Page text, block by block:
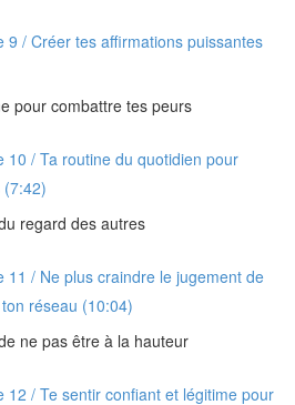
9 / Créer tes affirmations puissantes
pour combattre tes peurs
10 / Ta routine du quotidien pour
regard des autres
11 / Ne plus craindre le jugement de
réseau (10:04)
ne pas être à la hauteur
12 / Te sentir confiant et légitime pour